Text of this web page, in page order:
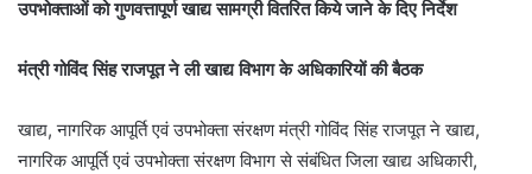
उपभोक्ताओं को गुणवत्तापूर्ण खाद्य सामग्री वितरित किये जाने के दिए निर्देश
मंत्री गोविंद सिंह राजपूत ने ली खाद्य विभाग के अधिकारियों की बैठक
खाद्य, नागरिक आपूर्ति एवं उपभोक्ता संरक्षण मंत्री गोविंद सिंह राजपूत ने खाद्य,
नागरिक आपूर्ति एवं उपभोक्ता संरक्षण विभाग से संबंधित जिला खाद्य अधिकारी,